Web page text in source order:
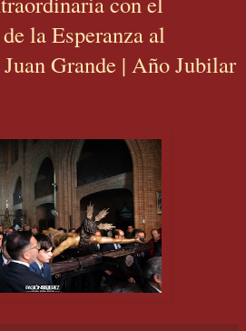
la Esperanza al
Grande | Año Jubilar